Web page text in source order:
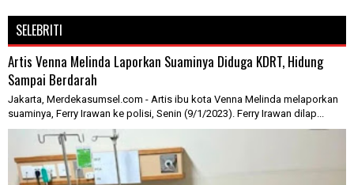
SELEBRITI
Artis Venna Melinda Laporkan Suaminya Diduga KDRT, Hidung
Sampai Berdarah
Jakarta, Merdekasumsel.com - Artis ibu kota Venna Melinda melaporkan
suaminya, Ferry Irawan ke polisi, Senin (9/1/2023). Ferry Irawan dilap...